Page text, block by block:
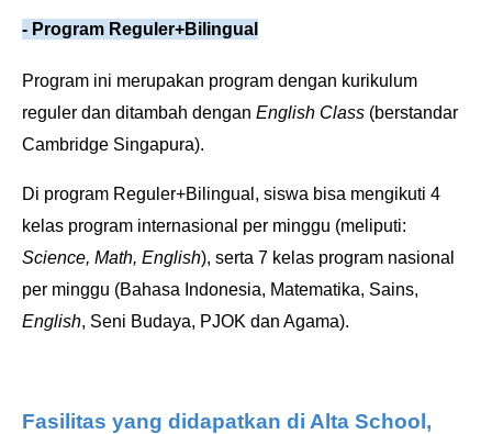
- Program Reguler+Bilingual
Program ini merupakan program dengan kurikulum
reguler dan ditambah dengan English Class (berstandar
Cambridge Singapura).
Di program Reguler+Bilingual, siswa bisa mengikuti 4
kelas program internasional per minggu (meliputi:
Science, Math, English), serta 7 kelas program nasional
per minggu (Bahasa Indonesia, Matematika, Sains,
English, Seni Budaya, PJOK dan Agama).
Fasilitas yang didapatkan di Alta School,